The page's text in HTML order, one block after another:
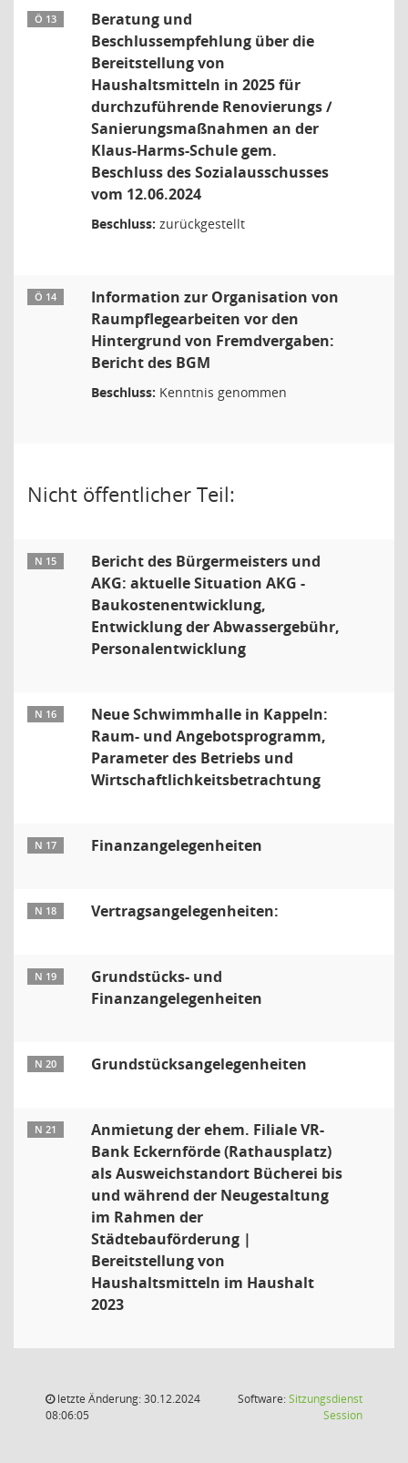
Ö 13
Beratung und
Beschlussempfehlung über die
Bereitstellung von
Haushaltsmitteln in 2025 für
durchzuführende Renovierungs /
Sanierungsmaßnahmen an der
Klaus-Harms-Schule gem.
Beschluss des Sozialausschusses
vom 12.06.2024
Beschluss: zurückgestellt
Ö 14
Information zur Organisation von
Raumpflegearbeiten vor den
Hintergrund von Fremdvergaben:
Bericht des BGM
Beschluss: Kenntnis genommen
Nicht öffentlicher Teil:
N 15
Bericht des Bürgermeisters und
AKG: aktuelle Situation AKG -
Baukostenentwicklung,
Entwicklung der Abwassergebühr,
Personalentwicklung
N 16
Neue Schwimmhalle in Kappeln:
Raum- und Angebotsprogramm,
Parameter des Betriebs und
Wirtschaftlichkeitsbetrachtung
N 17 Finanzangelegenheiten
N 18 Vertragsangelegenheiten:
N 19
Grundstücks- und
Finanzangelegenheiten
N 20 Grundstücksangelegenheiten
N 21
Anmietung der ehem. Filiale VR-
Bank Eckernförde (Rathausplatz)
als Ausweichstandort Bücherei bis
und während der Neugestaltung
im Rahmen der
Städtebauförderung |
Bereitstellung von
Haushaltsmitteln im Haushalt
2023
letzte Änderung: 30.12.2024
08:06:05
Software:Sitzungsdienst
Session(Wird in